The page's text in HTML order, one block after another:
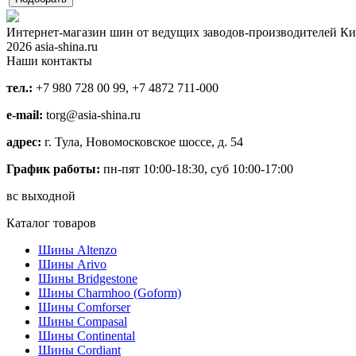
Интернет-магазин шин от ведущих заводов-производителей
2026 asia-shina.ru
Наши контакты
тел.: +7 980 728 00 99, +7 4872 711-000
e-mail: torg@asia-shina.ru
адрес: г. Тула, Новомосковское шоссе, д. 54
График работы: пн-пят 10:00-18:30, суб 10:00-17:00
вс выходной
Каталог товаров
Шины Altenzo
Шины Arivo
Шины Bridgestone
Шины Charmhoo (Goform)
Шины Comforser
Шины Compasal
Шины Continental
Шины Cordiant